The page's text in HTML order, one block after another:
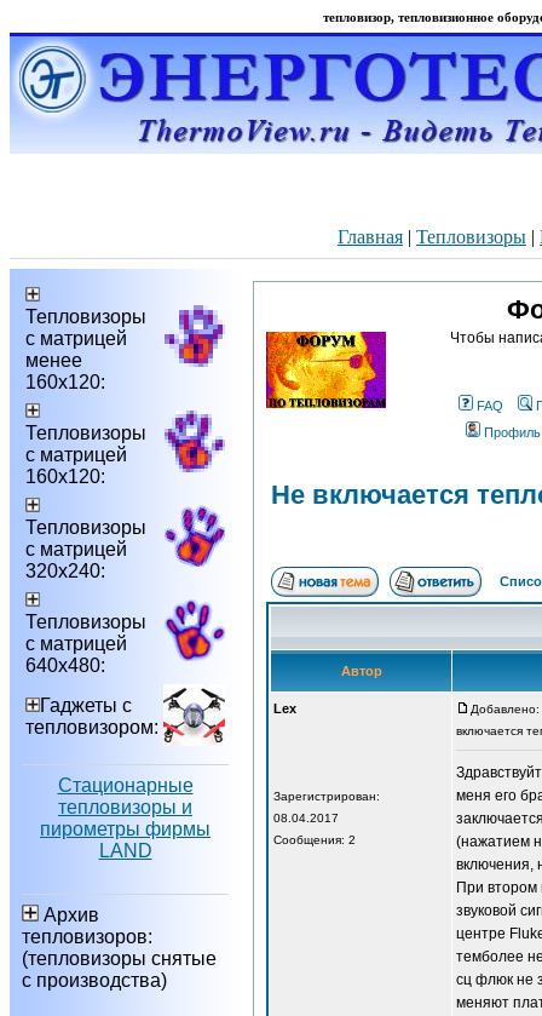
тепловизор, тепловизионное
Главная | Тепловизоры |
Тепловизоры
с матрицей
менее
160х120:
Тепловизоры
с матрицей
160х120:
Тепловизоры
с матрицей
320х240:
Тепловизоры
с матрицей
640х480:
Гаджеты с
тепловизором:
Стационарные
тепловизоры и
пирометры фирмы
LAND
Архив
тепловизоров:
(тепловизоры снятые
с производства)
Чтобы
FAQ
Профиль
Не включается
Автор
Lex
Зарегистрирован:
08.04.2017
Сообщения: 2
включается
меня его
(нажатием
включения,
При втором
звуковой
центре
темболее
сц флюк не
меняют